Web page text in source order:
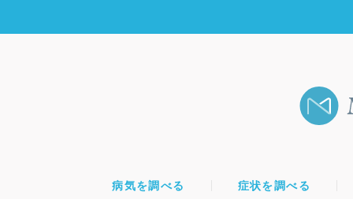
病気を調べる 症状を調べる